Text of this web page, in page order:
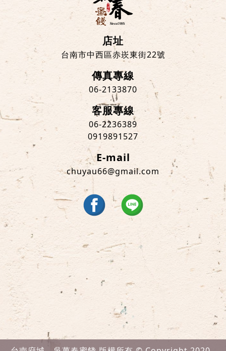
店址
台南市中西區赤崁東街22號
傳真專線
06-2133870
客服專線
06-2236389
0919891527
E-mail
chuyau66@gmail.com